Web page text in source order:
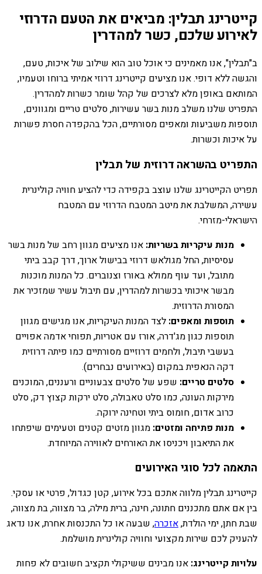
קייטרינג תבלין: מביאים את הטעם הדרוזי
לאירוע שלכם, כשר למהדרין
ב"תבלין", אנו מאמינים כי אוכל טוב הוא שילוב של איכות, טעם,
והגשה ללא דופי. אנו מציעים קייטרינג דרוזי אמיתי ברוחו וטעמיו,
המותאם באופן מלא לצרכים של קהל שומר כשרות למהדרין.
התפריט שלנו משלב מנות בשר עשירות, סלטים טריים ומגוונים,
תוספות משביעות ומאפים מסורתיים, הכל בהקפדה חסרת פשרות
על איכות וכשרות.
התפריט בהשראה דרוזית של תבלין
תפריט הקייטרינג שלנו עוצב בקפידה כדי להציע חוויה קולינרית
עשירה, המשלבת את מיטב המטבח הדרוזי עם המטבח
הישראלי-מזרחי.
מנות עיקריות בשריות: אנו מציעים מגוון רחב של מנות בשר
עסיסיות, החל מגולאש דרוזי בבישול ארוך, דרך קבב ביתי
מתובל, ועד עוף ממולא באורז וצנוברים. כל המנות מוכנות
מבשר איכותי בכשרות למהדרין, עם תיבול עשיר שמזכיר את
המסורת הדרוזית.
תוספות ומאפים: לצד המנות העיקריות, אנו מגישים מגוון
תוספות כגון מג'דרה, אורז עם אטריות, תפוחי אדמה אפויים
בעשבי תיבול, ולחמים דרוזיים מסורתיים כמו פיתה דרוזית
דקה הנאפית במקום (באירועים נבחרים).
סלטים טריים: שפע של סלטים צבעוניים ורעננים, המוכנים
מירקות העונה, כמו סלט טאבולה, סלט ירקות קצוץ דק, סלט
כרוב אדום, חומוס ביתי וטחינה ירוקה.
מנות פתיחה ומזטים: מגוון מזטים קטנים וטעימים שיפתחו
את התיאבון ויכניסו את האורחים לאווירה המיוחדת.
התאמה לכל סוגי האירועים
קייטרינג תבלין מלווה אתכם בכל אירוע, קטן כגדול, פרטי או עסקי.
בין אם אתם מתכננים חתונה, חינה, ברית מילה, בר מצווה, בת מצווה,
שבת חתן, ימי הולדת,אזכרה, שבעה או כל התכנסות אחרת, אנו נדאג
להעניק לכם שירות מקצועי וחוויה קולינרית מושלמת.
עלויות קייטרינג: אנו מבינים ששיקולי תקציב חשובים לא פחות